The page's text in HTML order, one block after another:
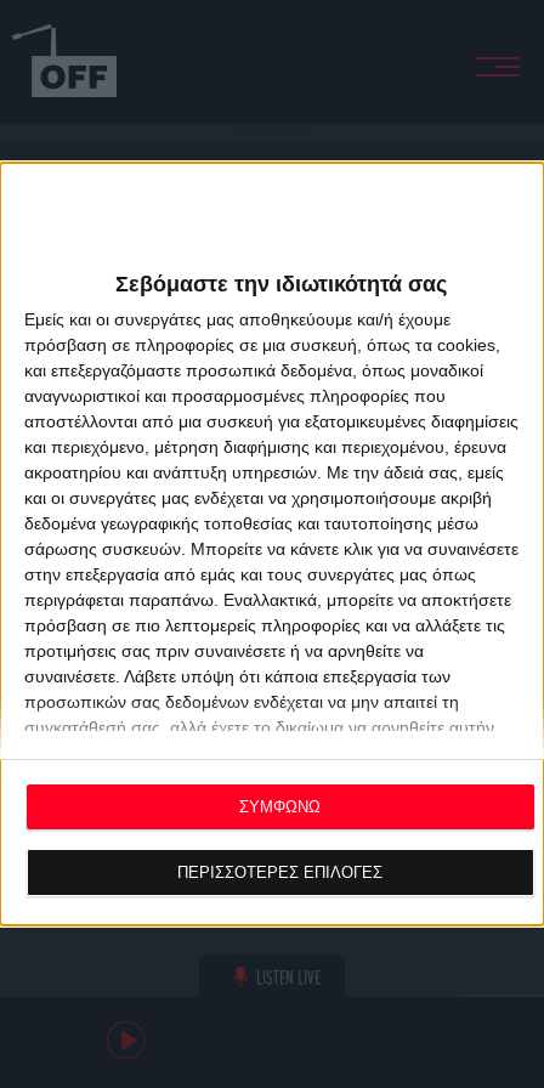
Σεβόμαστε την ιδιωτικότητά σας
Εμείς και οι συνεργάτες μας αποθηκεύουμε και/ή έχουμε
πρόσβαση σε πληροφορίες σε μια συσκευή, όπως τα cookies,
και επεξεργαζόμαστε προσωπικά δεδομένα, όπως μοναδικοί
αναγνωριστικοί και προσαρμοσμένες πληροφορίες που
αποστέλλονται από μια συσκευή για εξατομικευμένες διαφημίσεις
και περιεχόμενο, μέτρηση διαφήμισης και περιεχομένου, έρευνα
ακροατηρίου και ανάπτυξη υπηρεσιών. Με την άδειά σας, εμείς
και οι συνεργάτες μας ενδέχεται να χρησιμοποιήσουμε ακριβή
δεδομένα γεωγραφικής τοποθεσίας και ταυτοποίησης μέσω
σάρωσης συσκευών. Μπορείτε να κάνετε κλικ για να συναινέσετε
στην επεξεργασία από εμάς και τους συνεργάτες μας όπως
περιγράφεται παραπάνω. Εναλλακτικά, μπορείτε να αποκτήσετε
πρόσβαση σε πιο λεπτομερείς πληροφορίες και να αλλάξετε τις
προτιμήσεις σας πριν συναινέσετε ή να αρνηθείτε να
συναινέσετε. Λάβετε υπόψη ότι κάποια επεξεργασία των
προσωπικών σας δεδομένων ενδέχεται να μην απαιτεί τη
συγκατάθεσή σας, αλλά έχετε το δικαίωμα να αρνηθείτε αυτήν
ανακαλέσετε τη συγκατάθεσή σας ανά πάσα στιγμή
επιστρέφοντας σε αυτόν τον ιστότοπο και κάνοντας κλικ στο
κουμπί "Απορρήτου" στο κάτω μέρος της ιστοσελίδας.
ΠΕΡΙΣΣΟΤΕΡΕΣ ΕΠΙΛΟΓΕΣ
ΣΥΜΦΩΝΩ
LISTEN LIVE
About Offradio Business Class Terms & Conditions
Privacy Policy
Designed & developed byporcupine colors&Fotis Alexandrou